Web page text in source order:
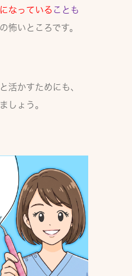
なっている ことも
怖いところです。
活かすためにも、
しょう。